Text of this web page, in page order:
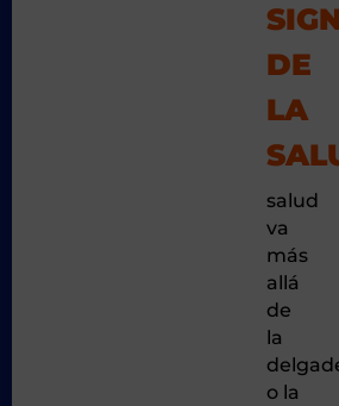
DE
LA
salud
va
más
allá
de
la
o la